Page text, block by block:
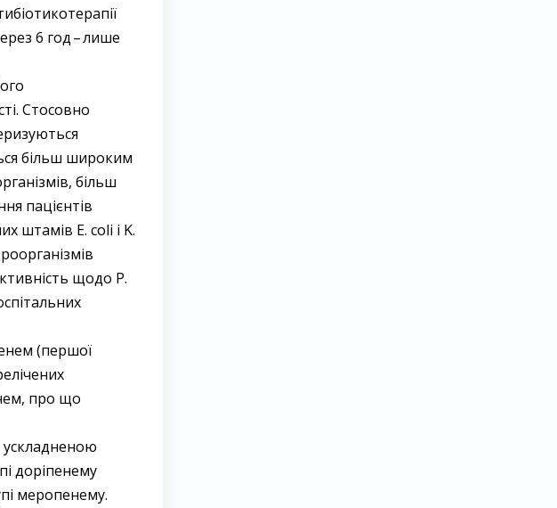
6 год – ​лише
Стосовно
більш широким
більш
пацієнтів
штамів E. сoli і K.
щодо P.
(першої
про що
ускладненою
доріпенему
меропенему.